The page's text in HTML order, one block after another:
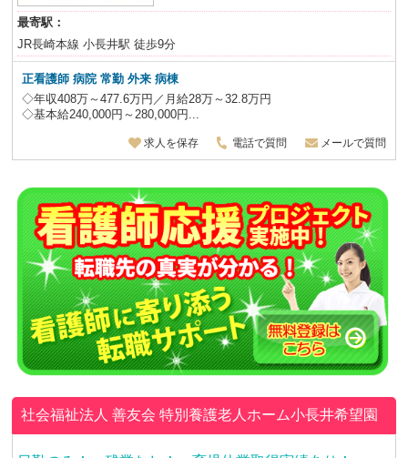
最寄駅：
JR長崎本線 小長井駅 徒歩9分
正看護師 病院 常勤 外来 病棟
◇年収408万～477.6万円／月給28万～32.8万円
◇基本給240,000円～280,000円...
求人を保存 電話で質問 メールで質問
社会福祉法人 善友会特別養護老人ホーム小長井希望園